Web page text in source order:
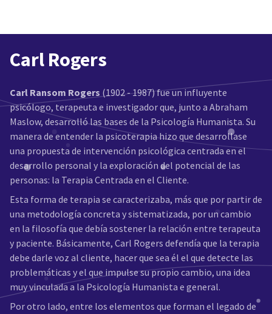
Carl Rogers
Carl Ransom Rogers (1902 - 1987) fue un influyente
psicólogo, terapeuta e investigador que, junto a Abraham
Maslow, desarrolló las bases de la Psicología Humanista. Su
manera de entender la psicoterapia hizo que desarrollase
una propuesta de intervención psicológica centrada en el
desarrollo personal y la exploración del potencial de las
personas: la Terapia Centrada en el Cliente.
Esta forma de terapia se caracterizaba, más que por partir de
una metodología concreta y sistematizada, por un cambio
en la filosofía que debía sostener la relación entre terapeuta
y paciente. Básicamente, Carl Rogers defendía que la terapia
debe darle voz al cliente, hacer que sea él el que detecte las
problemáticas y el que impulse su propio cambio, una idea
muy vinculada a la Psicología Humanista e general.
Por otro lado, entre los elementos que forman el legado de